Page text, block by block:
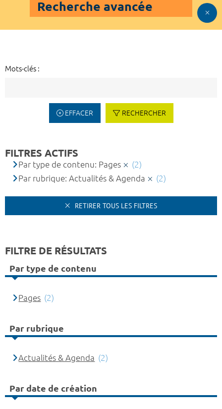
Recherche avancée
Mots-clés :
EFFACER RECHERCHER
FILTRES ACTIFS
Par type de contenu: Pages
(2)
Par rubrique: Actualités & Agenda
(2)
RETIRER TOUS LES FILTRES
FILTRE DE RÉSULTATS
Par type de contenu
Pages (2)
Par rubrique
Actualités & Agenda (2)
Par date de création